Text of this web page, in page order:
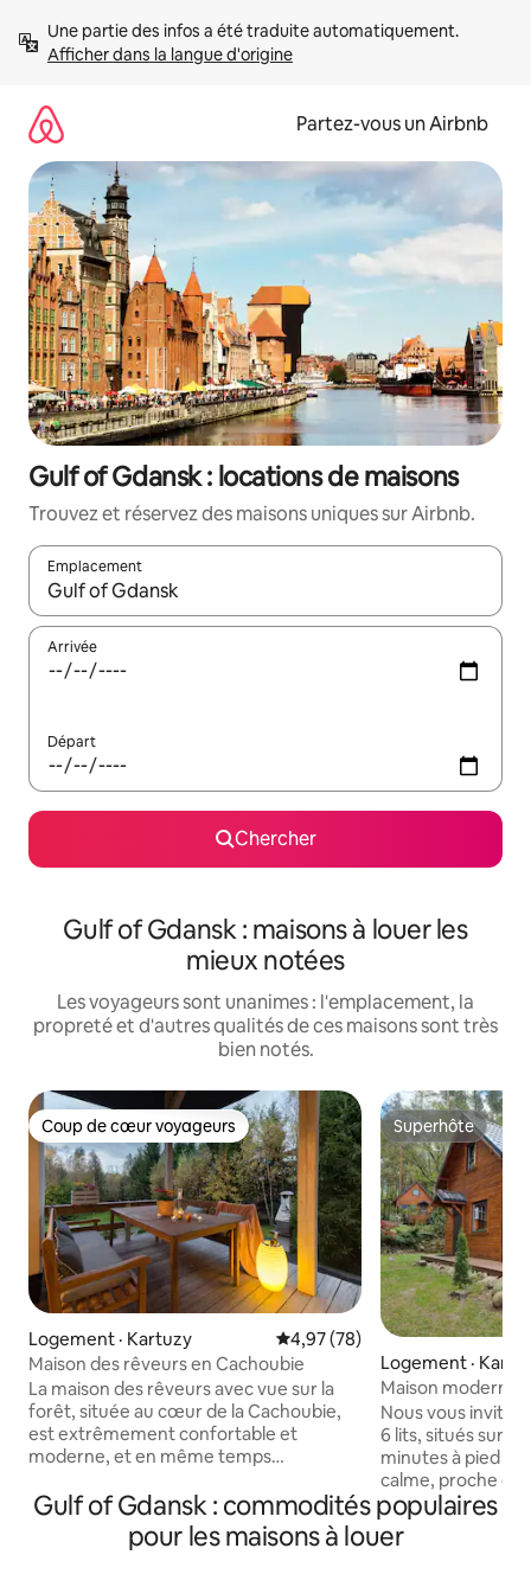
directement
Afficher dans la langue d'origine
Partez-vous un Airbnb
Gulf of Gdansk : locations de maisons
Trouvez et réservez des maisons uniques sur Airbnb.
Emplacement
Quand les résultats sont affichés, parcourez-les en utilisant
Arrivée
Départ
Chercher
Gulf of Gdansk : maisons à louer les
mieux notées
Les voyageurs sont unanimes : l'emplacement, la
propreté et d'autres qualités de ces maisons sont très
bien notés.
Coup de cœur voyageurs
Coup de cœur voyageurs
Logement · Kartuzy Note moyenne de 4,97 sur 5,
4,97 (78)
Maison des rêveurs en Cachoubie
La maison des rêveurs avec vue sur la
forêt, située au cœur de la Cachoubie,
est extrêmement confortable et
moderne, et en même temps
tissus soigneusement sélectionnés qui
vous permettront de vous détendre et
de vous relaxer. Maison accueillante
Superhôte
Superhôte
Logement ·
Maison moderne
Nous vous
6 lits, situés sur le
minutes à pied de
calme, proche de
vues
Chaque chalet
cheminée, d'une
Gulf of Gdansk : commodités populaires
pour les maisons à louer